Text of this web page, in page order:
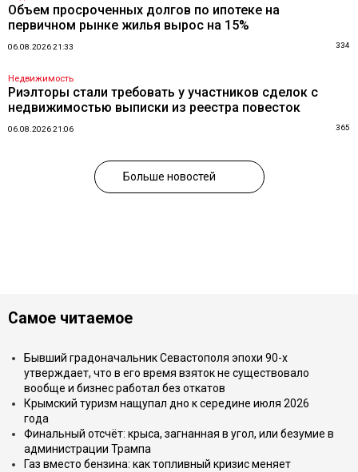
Объем просроченных долгов по ипотеке на
первичном рынке жилья вырос на 15%
06.08.2026 21:33 334
Недвижимость
Риэлторы стали требовать у участников сделок с
недвижимостью выписки из реестра повесток
06.08.2026 21:06 365
Больше новостей
Самое читаемое
Бывший градоначальник Севастополя эпохи 90-х
утверждает, что в его время взяток не существовало
вообще и бизнес работал без откатов
Крымский туризм нащупал дно к середине июля 2026
года
Финальный отсчёт: крыса, загнанная в угол, или безумие в
администрации Трампа
Газ вместо бензина: как топливный кризис меняет